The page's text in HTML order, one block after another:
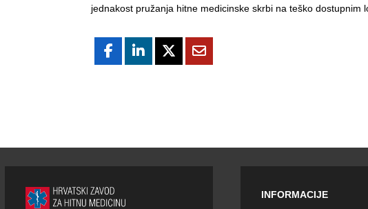
jednakost pružanja hitne medicinske skrbi na teško
INFORMACIJE